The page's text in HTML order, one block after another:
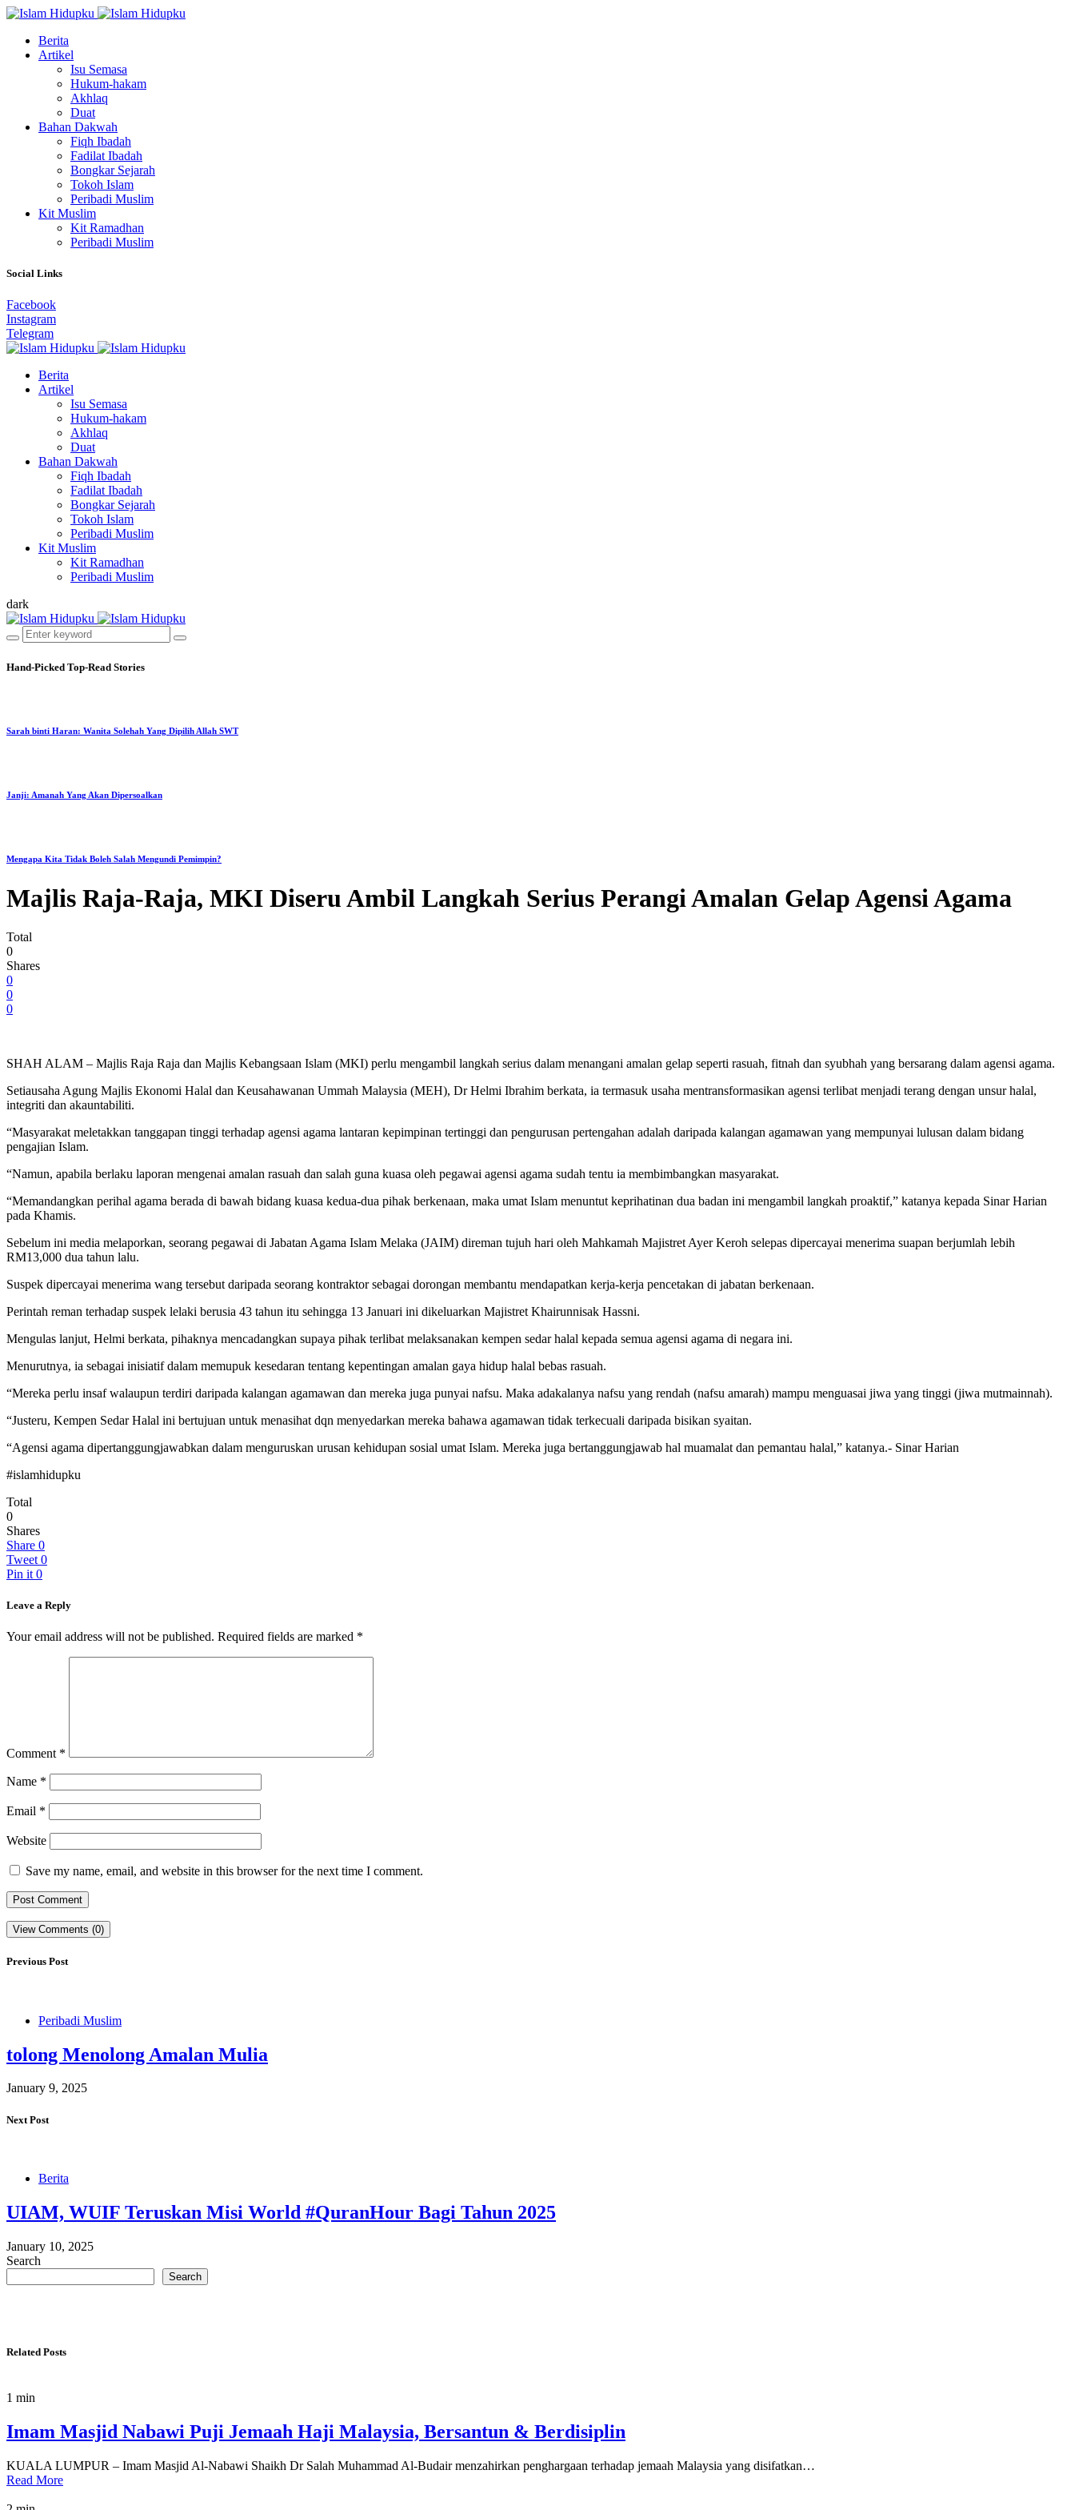
Berita
Artikel
Isu Semasa
Hukum-hakam
Akhlaq
Duat
Bahan Dakwah
Fiqh Ibadah
Fadilat Ibadah
Bongkar Sejarah
Tokoh Islam
Peribadi Muslim
Kit Muslim
Kit Ramadhan
Peribadi Muslim
Social Links
Facebook
Instagram
Telegram
Berita
Artikel
Isu Semasa
Hukum-hakam
Akhlaq
Duat
Bahan Dakwah
Fiqh Ibadah
Fadilat Ibadah
Bongkar Sejarah
Tokoh Islam
Peribadi Muslim
Kit Muslim
Kit Ramadhan
Peribadi Muslim
dark
Hand-Picked Top-Read Stories
Sarah binti Haran: Wanita Solehah Yang Dipilih Allah SWT
Janji: Amanah Yang Akan Dipersoalkan
Mengapa Kita Tidak Boleh Salah Mengundi Pemimpin?
Majlis Raja-Raja, MKI Diseru Ambil Langkah Serius Perangi Amalan Gelap Agensi Agama
Total
0
Shares
0
0
0
SHAH ALAM – Majlis Raja Raja dan Majlis Kebangsaan Islam (MKI) perlu mengambil langkah serius dalam menangani amalan gelap seperti rasuah, fitnah dan syubhah yang bersarang dalam agensi agama.
Setiausaha Agung Majlis Ekonomi Halal dan Keusahawanan Ummah Malaysia (MEH), Dr Helmi Ibrahim berkata, ia termasuk usaha mentransformasikan agensi terlibat menjadi terang dengan unsur halal,
integriti dan akauntabiliti.
“Masyarakat meletakkan tanggapan tinggi terhadap agensi agama lantaran kepimpinan tertinggi dan pengurusan pertengahan adalah daripada kalangan agamawan yang mempunyai lulusan dalam bidang
pengajian Islam.
“Namun, apabila berlaku laporan mengenai amalan rasuah dan salah guna kuasa oleh pegawai agensi agama sudah tentu ia membimbangkan masyarakat.
“Memandangkan perihal agama berada di bawah bidang kuasa kedua-dua pihak berkenaan, maka umat Islam menuntut keprihatinan dua badan ini mengambil langkah proaktif,” katanya kepada Sinar Harian
pada Khamis.
Sebelum ini media melaporkan, seorang pegawai di Jabatan Agama Islam Melaka (JAIM) direman tujuh hari oleh Mahkamah Majistret Ayer Keroh selepas dipercayai menerima suapan berjumlah lebih
RM13,000 dua tahun lalu.
Suspek dipercayai menerima wang tersebut daripada seorang kontraktor sebagai dorongan membantu mendapatkan kerja-kerja pencetakan di jabatan berkenaan.
Perintah reman terhadap suspek lelaki berusia 43 tahun itu sehingga 13 Januari ini dikeluarkan Majistret Khairunnisak Hassni.
Mengulas lanjut, Helmi berkata, pihaknya mencadangkan supaya pihak terlibat melaksanakan kempen sedar halal kepada semua agensi agama di negara ini.
Menurutnya, ia sebagai inisiatif dalam memupuk kesedaran tentang kepentingan amalan gaya hidup halal bebas rasuah.
“Mereka perlu insaf walaupun terdiri daripada kalangan agamawan dan mereka juga punyai nafsu. Maka adakalanya nafsu yang rendah (nafsu amarah) mampu menguasai jiwa yang tinggi (jiwa mutmainnah).
“Justeru, Kempen Sedar Halal ini bertujuan untuk menasihat dqn menyedarkan mereka bahawa agamawan tidak terkecuali daripada bisikan syaitan.
“Agensi agama dipertanggungjawabkan dalam menguruskan urusan kehidupan sosial umat Islam. Mereka juga bertanggungjawab hal muamalat dan pemantau halal,” katanya.- Sinar Harian
#islamhidupku
Total
0
Shares
Share 0
Tweet 0
Pin it 0
Leave a Reply
Your email address will not be published. Required fields are marked *
Comment *
Name *
Email *
Website
Save my name, email, and website in this browser for the next time I comment.
View Comments (0)
Previous Post
Peribadi Muslim
tolong Menolong Amalan Mulia
January 9, 2025
Next Post
Berita
UIAM, WUIF Teruskan Misi World #QuranHour Bagi Tahun 2025
January 10, 2025
Search
Search
Related Posts
1 min
Imam Masjid Nabawi Puji Jemaah Haji Malaysia, Bersantun & Berdisiplin
KUALA LUMPUR – Imam Masjid Al-Nabawi Shaikh Dr Salah Muhammad Al-Budair menzahirkan penghargaan terhadap jemaah Malaysia yang disifatkan…
Read More